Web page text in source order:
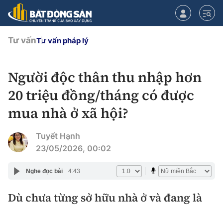
CHUYÊN MỤC
Chính sách
Quy hoạch hạ tầng
Nhà đầu tư
Tư vấnTư vấn pháp lý
Người độc thân thu nhập hơn
20 triệu đồng/tháng có được
mua nhà ở xã hội?
Tuyết Hạnh
23/05/2026, 00:02
Nghe đọc bài 4:43
Dù chưa từng sở hữu nhà ở và đang là